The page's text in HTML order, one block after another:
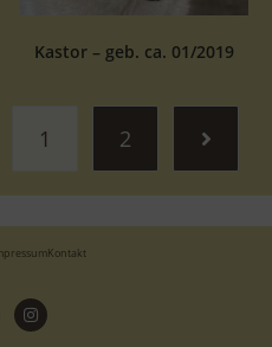
Kastor – geb. ca. 01/2019
1 2
Kontakt